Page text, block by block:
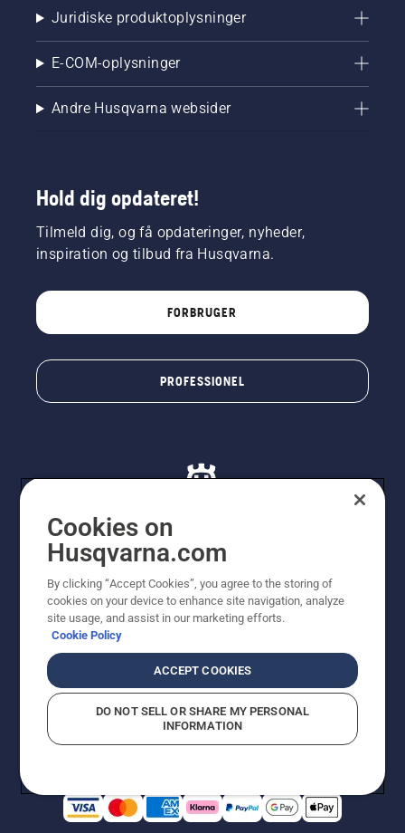
Juridiske produktoplysninger
E-COM-oplysninger
Andre Husqvarna websider
Hold dig opdateret!
Tilmeld dig, og få opdateringer, nyheder,
inspiration og tilbud fra Husqvarna.
FORBRUGER
PROFESSIONEL
viste priser er vejledende udsalgspriser. Der tages
forbehold for stave- og trykfejl samt prisændringer. Vi
stræber efter at have så nøjagtige oplysningerne på
dette websted som muligt. Alle anførte priser er
vejledende udsalgspriser (inkl. moms), medmindre
Bekendtgørelse vedr. beskyttelse af personlige oplysninger
Rapporter formodede overtrædelser
Cookies on
Husqvarna.com
By clicking “Accept Cookies”, you agree to the storing of
cookies on your device to enhance site navigation, analyze
site usage, and assist in our marketing efforts.
Cookie Policy
ACCEPT COOKIES
DO NOT SELL OR SHARE MY PERSONAL
INFORMATION